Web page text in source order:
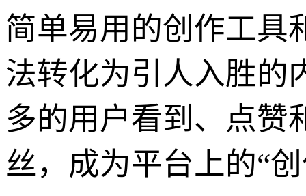
简单易用的创作工具
法转化为引人入胜的
多的用户看到、点赞
丝，成为平台上的“